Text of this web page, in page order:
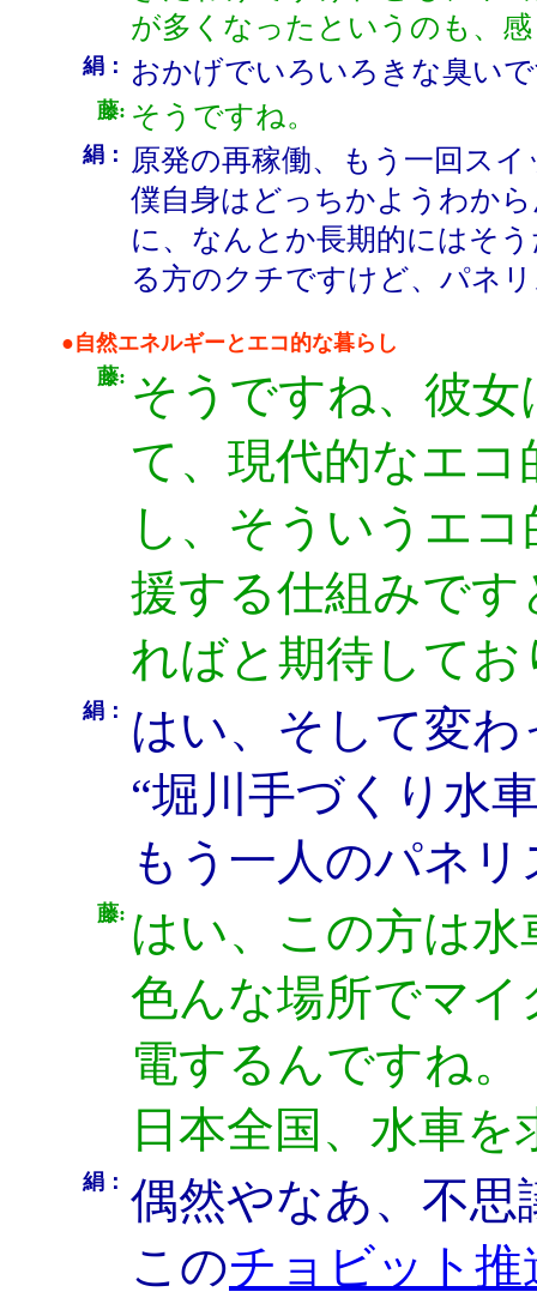
が多くなったというのも、
絹： おかげでいろいろきな臭い
藤: そうですね。
絹：
原発の再稼働、もう一回ス
僕自身はどっちかようわか
に、なんとか長期的にはそ
る方のクチですけど、パネ
●自然エネルギーとエコ的な暮らし
藤: そうですね、彼
て、現代的なエ
し、そういうエ
援する仕組みで
ればと期待してお
絹：
はい、そして変
“堀川手づくり水
もう一人のパネ
藤: はい、この方は
色んな場所でマ
電するんですね。
日本全国、水車
絹： 偶然やなあ、不
このチョビット